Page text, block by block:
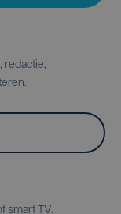
redactie,
smart TV.